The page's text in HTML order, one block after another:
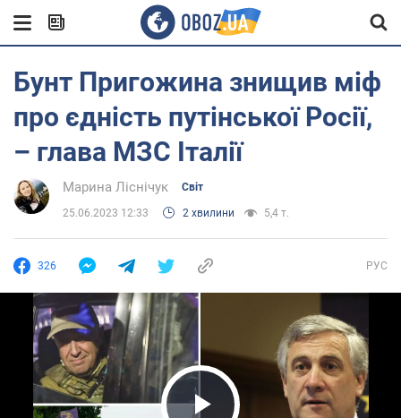
Бунт Пригожина знищив міф
про єдність путінської Росії,
– глава МЗС Італії
Марина Ліснічук Світ
25.06.2023 12:33 2 хвилини 5,4 т.
326 РУС